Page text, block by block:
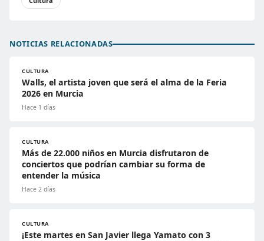
NOTICIAS RELACIONADAS
CULTURA
Walls, el artista joven que será el alma de la Feria
2026 en Murcia
Hace 1 días
CULTURA
Más de 22.000 niños en Murcia disfrutaron de
conciertos que podrían cambiar su forma de
entender la música
Hace 2 días
CULTURA
¡Este martes en San Javier llega Yamato con 3